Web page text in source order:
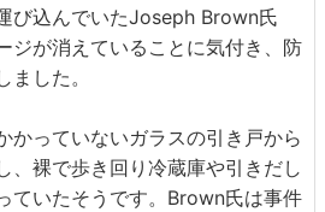
び込んでいたJoseph Brown氏
ジが消えていることに気付き、防
した。
かっていないガラスの引き戸から
、裸で歩き回り冷蔵庫や引きだし
ていたそうです。Brown氏は事件